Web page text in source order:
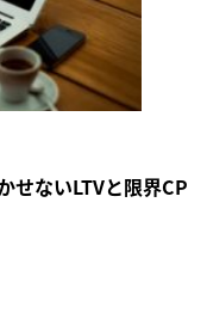
せないLTVと限界CP